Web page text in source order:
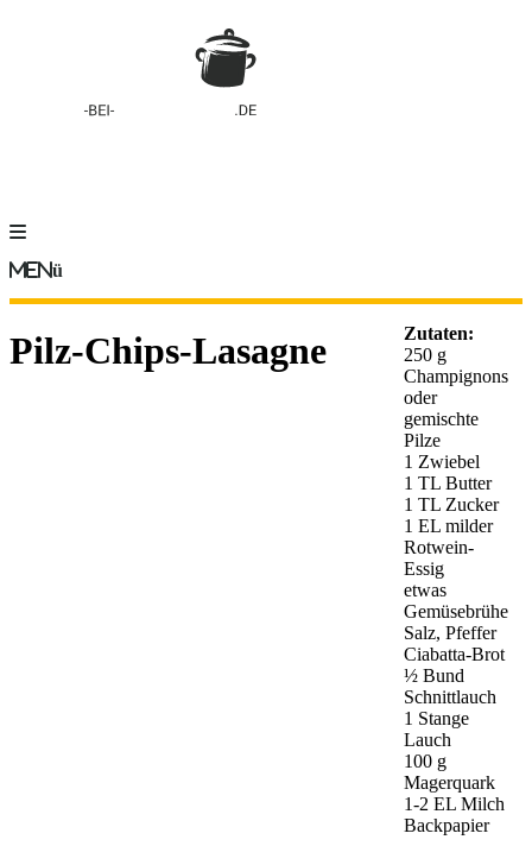
Menü
Pilz-Chips-Lasagne
Zutaten:
250 g
Champignons
oder
gemischte
Pilze
1 Zwiebel
1 TL Butter
1 TL Zucker
1 EL milder
Rotwein-
Essig
etwas
Gemüsebrühe
Salz, Pfeffer
Ciabatta-Brot
½ Bund
Schnittlauch
1 Stange
Lauch
100 g
Magerquark
1-2 EL Milch
Backpapier